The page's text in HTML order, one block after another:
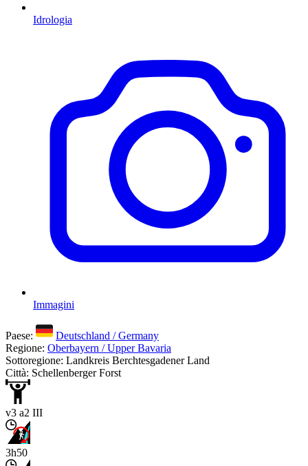
Idrologia
Immagini
Paese:
Deutschland / Germany
Regione: Oberbayern / Upper Bavaria
Sottoregione: Landkreis Berchtesgadener Land
Città: Schellenberger Forst
v3 a2 III
3h50